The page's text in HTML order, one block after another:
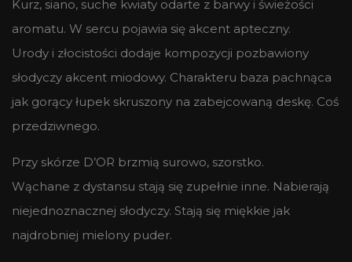
Kurz, siano, suche kwiaty odarte z barwy i świeżości
aromatu. W sercu pojawia się akcent apteczny.
Urody i złocistości dodaje kompozycji pozbawiony
słodyczy akcent miodowy. Charakteru baza pachnąca
jak gorący łupek skruszony na zabejcowaną deskę. Coś
przedziwnego.
Przy skórze D’OR brzmią surowo, szorstko.
Wąchane z dystansu stają się zupełnie inne. Nabierają
niejednoznacznej słodyczy. Stają się miękkie jak
najdrobniej mielony puder.